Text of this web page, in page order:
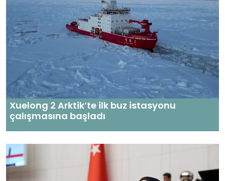
Xuelong 2 Arktik’te ilk buz istasyonu
çalışmasına başladı